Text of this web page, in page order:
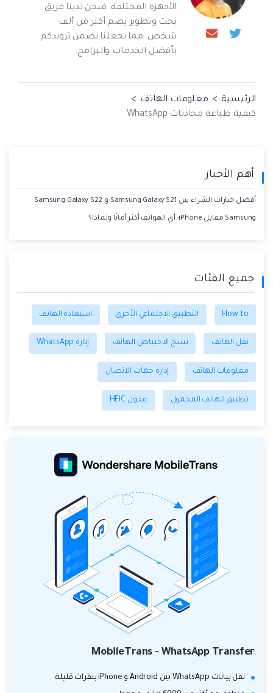
الأجهزة المختلفة. فنحن لدينا فريق
بحث وتطوير يضم أكثر من ألف
شخص. مما يجعلنا نضمن تزويدكم
بأفضل الخدمات والبرامج.
الرئيسية > معلومات الهاتف >
كيفية طباعة محادثات WhatsApp
أهم الأخبار
أفضل خيارات الشراء بين Samsung Galaxy S21 و Samsung Galaxy S22
Samsung مقابل iPhone: أي الهواتف أكثر أمانًا ولماذا؟
جميع الفئات
How to التطبيق الاجتماعي الأخرى استعادة الهاتف
نقل الهاتف نسخ الاحتياطي الهاتف إدارة WhatsApp
معلومات الهاتف إدارة جهات الاتصال
تطبيق الهاتف المحمول محول HEIC
MobileTrans - WhatsApp Transfer
نقل بيانات WhatsApp بين Android و iPhone بنقرات قليلة.